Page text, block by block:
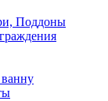
Поддоны